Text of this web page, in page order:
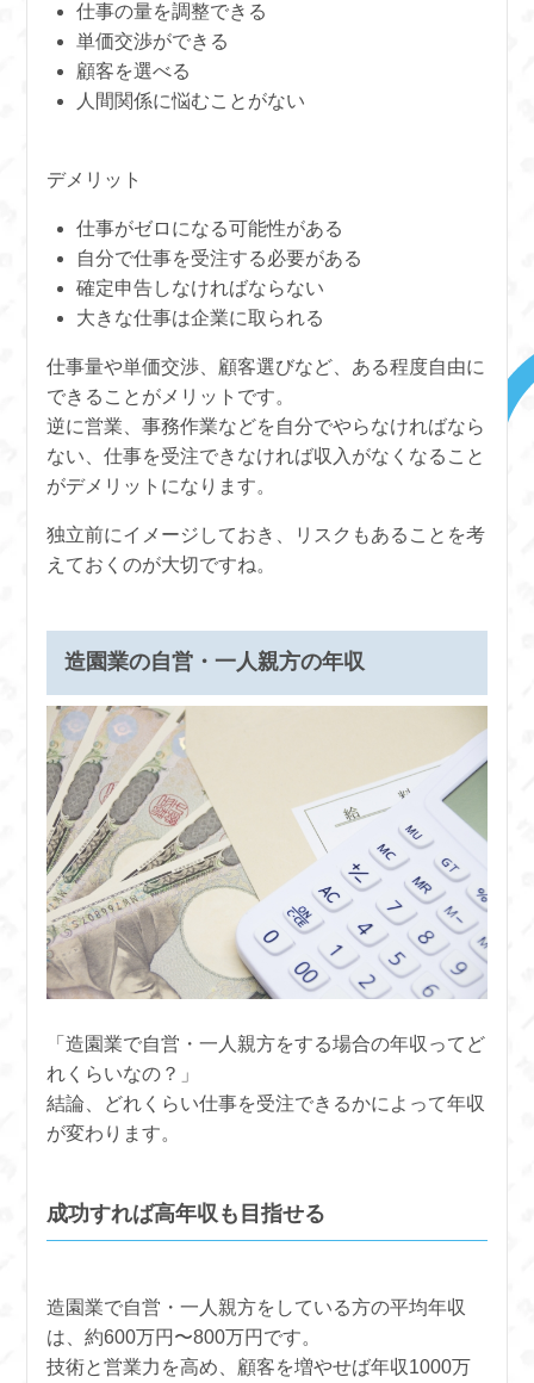
仕事の量を調整できる
単価交渉ができる
顧客を選べる
人間関係に悩むことがない
デメリット
仕事がゼロになる可能性がある
自分で仕事を受注する必要がある
確定申告しなければならない
大きな仕事は企業に取られる
仕事量や単価交渉、顧客選びなど、ある程度自由に
できることがメリットです。
逆に営業、事務作業などを自分でやらなければなら
ない、仕事を受注できなければ収入がなくなること
がデメリットになります。
独立前にイメージしておき、リスクもあることを考
えておくのが大切ですね。
造園業の自営・一人親方の年収
「造園業で自営・一人親方をする場合の年収ってど
れくらいなの？」
結論、どれくらい仕事を受注できるかによって年収
が変わります。
成功すれば高年収も目指せる
造園業で自営・一人親方をしている方の平均年収
は、約600万円〜800万円です。
技術と営業力を高め、顧客を増やせば年収1000万